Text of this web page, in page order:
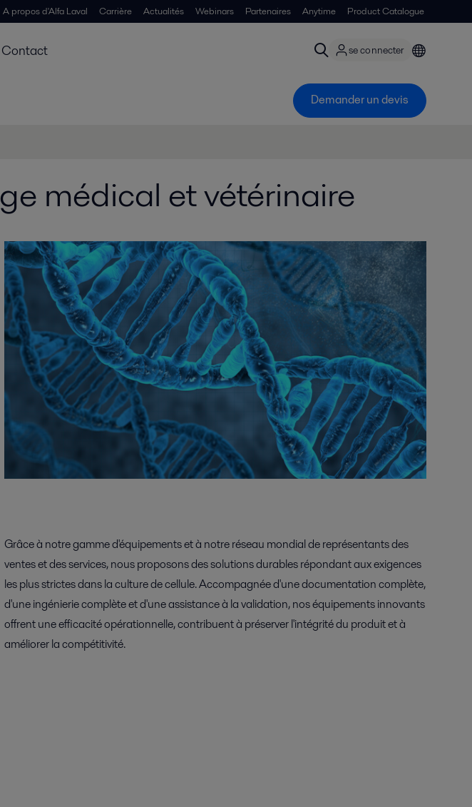
A propos d'Alfa Laval Carrière Actualités Webinars Partenaires Anytime Product Catalogue
Contact se connecter
Demander un devis
médical et vétérinaire
Grâce à notre gamme d'équipements et à notre réseau mondial de représentants des
ventes et des services, nous proposons des solutions durables répondant aux exigences
les plus strictes dans la culture de cellule. Accompagnée d'une documentation complète,
d'une ingénierie complète et d'une assistance à la validation, nos équipements innovants
offrent une efficacité opérationnelle, contribuent à préserver l'intégrité du produit et à
améliorer la compétitivité.